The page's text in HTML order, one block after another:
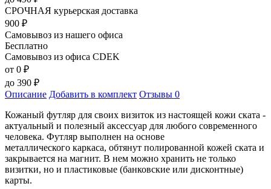
СРОЧНАЯ курьерская доставка
900 ₽
Самовывоз из нашего офиса
Бесплатно
Самовывоз из офиса CDEK
от 0 ₽
до 390 ₽
Описание Добавить в комплект Отзывы 0
Кожаный футляр для своих визиток из настоящей кожи ската -
актуальный и полезный аксессуар для любого современного
человека. Футляр выполнен на основе
металлического каркаса, обтянут полированной кожей ската и
закрывается на магнит. В нем можно хранить не только
визитки, но и пластиковые (банковские или дисконтные)
карты.